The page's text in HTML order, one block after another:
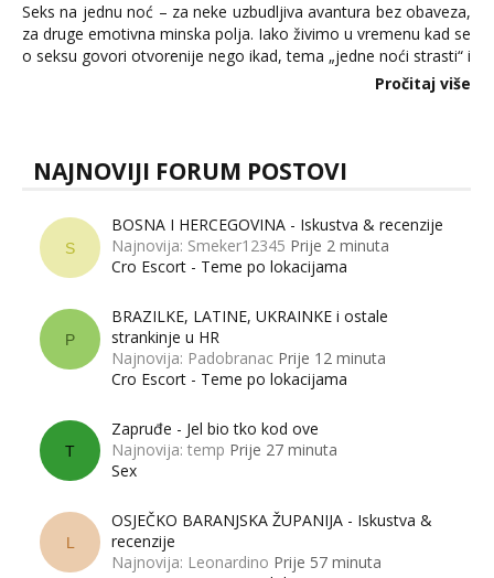
Seks na jednu noć – za neke uzbudljiva avantura bez obaveza,
za druge emotivna minska polja. Iako živimo u vremenu kad se
o seksu govori otvorenije nego ikad, tema „jedne noći strasti“ i
dalje izaziva burne rasprave. Što zapravo misle žene, a što
Pročitaj više
NAJNOVIJI FORUM POSTOVI
S
BOSNA I HERCEGOVINA - Iskustva & recenzije
Najnovija: Smeker12345 Prije 2 minuta
Cro Escort - Teme po lokacijama
P
BRAZILKE, LATINE, UKRAINKE i ostale
strankinje u HR
Najnovija: Padobranac Prije 12 minuta
Cro Escort - Teme po lokacijama
T
Zapruđe - Jel bio tko kod ove
Najnovija: temp Prije 27 minuta
Sex
L
OSJEČKO BARANJSKA ŽUPANIJA - Iskustva &
recenzije
Najnovija: Leonardino Prije 57 minuta